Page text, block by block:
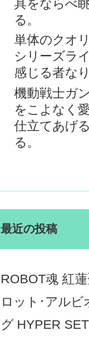
具をならべ
る。
単体のクオ
シリーズラ
感じる者なり
機動戦士ガ
をこよなく
仕立てあげ
る。
最近の投稿
ROBOT魂 紅
ロット･アルビ
グ HYPER